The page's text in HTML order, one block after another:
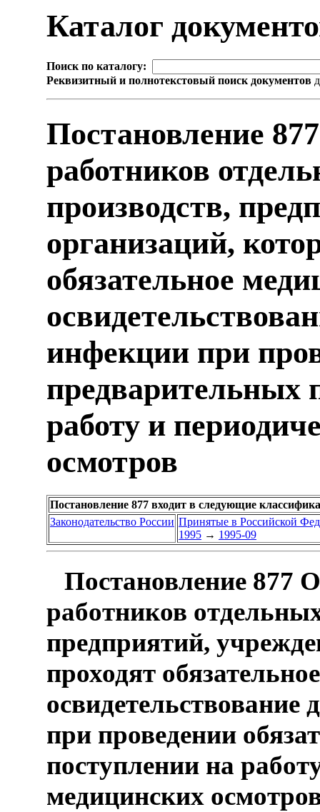
Каталог
Поиск по каталогу:
Реквизитный и полнотекстовый поиск документов
Постановление
работников
производств,
организаций,
обязательное
инфекции при
предварительных
работу и
осмотров
Постановление 877 входит в следующие
Законодательство России Принятые в Российской
1995 → 1995-09
Постановление 877
работников
предприятий,
проходят
при проведении
поступлении на
медицинских